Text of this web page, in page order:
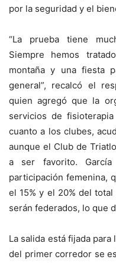
por la seguridad y el
“La prueba tiene
Siempre hemos
montaña y una fiesta
general”, recalcó el
quien agregó que la
servicios de
cuanto a los clubes,
aunque el Club de
a ser favorito. García
participación femenina,
el 15% y el 20% del
serán federados, lo que
La salida está fijada
del primer corredor se